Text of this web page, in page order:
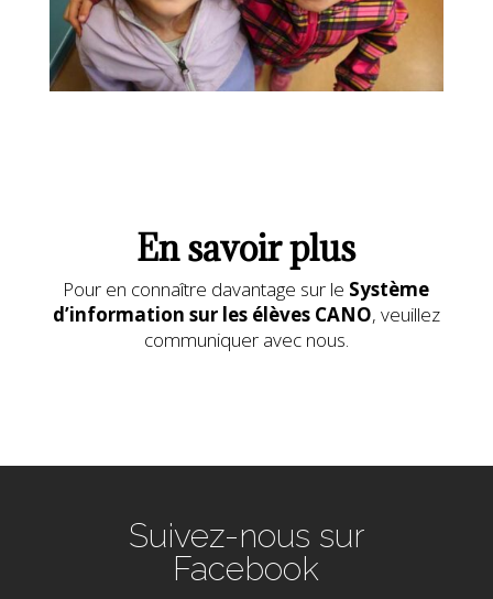
En savoir plus
Pour en connaître davantage sur le Système
d’information sur les élèves CANO, veuillez
communiquer avec nous.
Suivez-nous sur
Facebook